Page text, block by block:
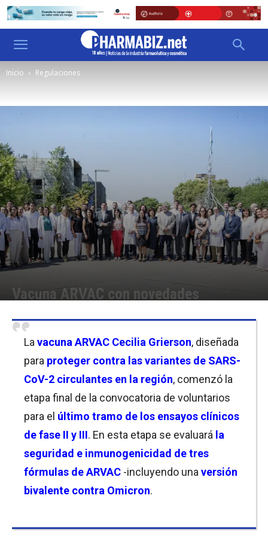
Inicio Regulaciones
Vacuna ARVAC con novedades
La vacuna ARVAC Cecilia Grierson, diseñada
para proteger contra las variantes de SARS-
CoV-2 circulantes en la región, comenzó la
etapa final de la convocatoria de voluntarios
para el último tramo de los ensayos clínicos
de fase II y III. En esta etapa se evaluará la
seguridad e inmunogenicidad de tres
fórmulas de ARVAC -incluyendo una versión
bivalente contra Omicron.